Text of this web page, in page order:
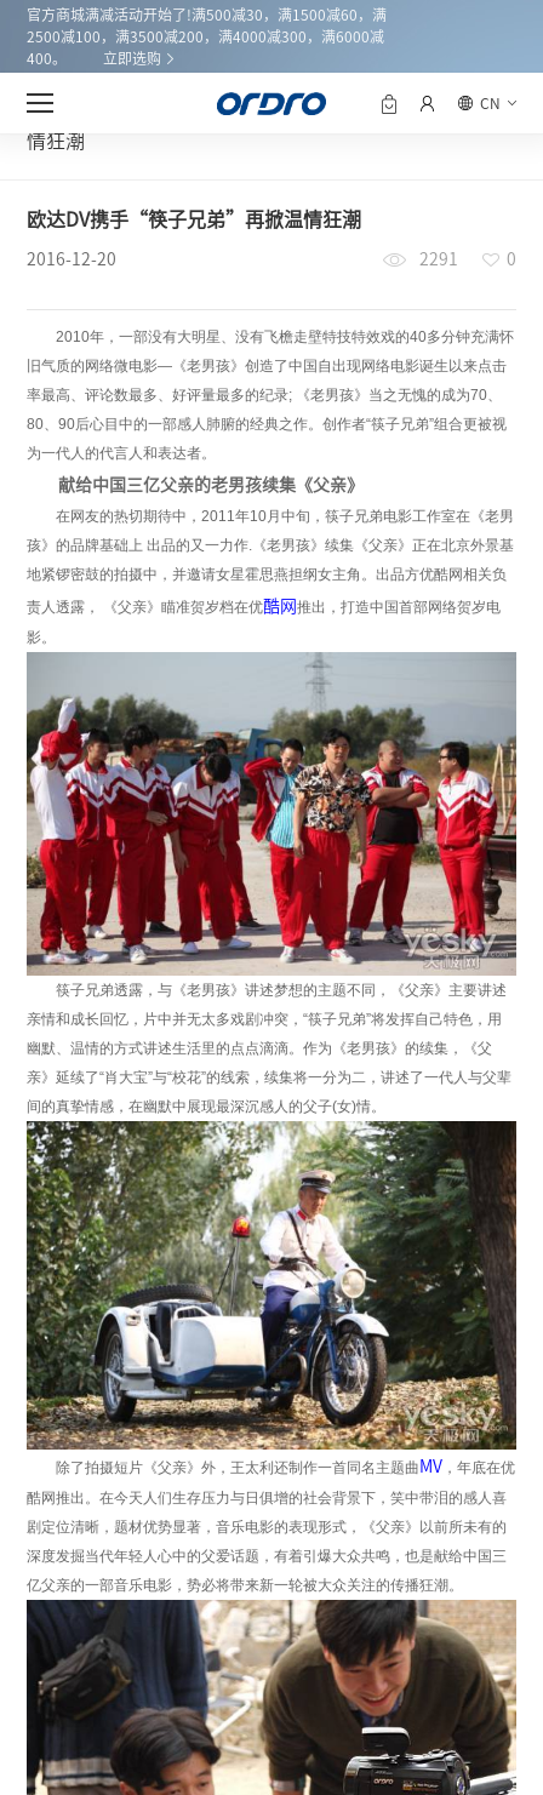
官方商城满减活动开始了!满500减30，满1500减60，满
2500减100，满3500减200，满4000减300，满6000减
400。
立即选购
CN
首页
欧达DV携手“筷子兄弟”再掀温
情狂潮
欧达DV携手“筷子兄弟”再掀温情狂潮
2016-12-20 2291 0
2010年，一部没有大明星、没有飞檐走壁特技特效戏的40多分钟充满怀
旧气质的网络微电影—《老男孩》创造了中国自出现网络电影诞生以来点击
率最高、评论数最多、好评量最多的纪录; 《老男孩》当之无愧的成为70、
80、90后心目中的一部感人肺腑的经典之作。创作者“筷子兄弟”组合更被视
为一代人的代言人和表达者。
献给中国三亿父亲的老男孩续集《父亲》
在网友的热切期待中，2011年10月中旬，筷子兄弟电影工作室在《老男
孩》的品牌基础上 出品的又一力作.《老男孩》续集《父亲》正在北京外景基
地紧锣密鼓的拍摄中，并邀请女星霍思燕担纲女主角。出品方优酷网相关负
责人透露， 《父亲》瞄准贺岁档在优酷网推出，打造中国首部网络贺岁电
影。
筷子兄弟透露，与《老男孩》讲述梦想的主题不同，《父亲》主要讲述
亲情和成长回忆，片中并无太多戏剧冲突，“筷子兄弟”将发挥自己特色，用
幽默、温情的方式讲述生活里的点点滴滴。作为《老男孩》的续集，《父
亲》延续了“肖大宝”与“校花”的线索，续集将一分为二，讲述了一代人与父辈
间的真挚情感，在幽默中展现最深沉感人的父子(女)情。
除了拍摄短片《父亲》外，王太利还制作一首同名主题曲 MV ，年底在优
酷网推出。在今天人们生存压力与日俱增的社会背景下，笑中带泪的感人喜
剧定位清晰，题材优势显著，音乐电影的表现形式，《父亲》以前所未有的
深度发掘当代年轻人心中的父爱话题，有着引爆大众共鸣，也是献给中国三
亿父亲的一部音乐电影，势必将带来新一轮被大众关注的传播狂潮。